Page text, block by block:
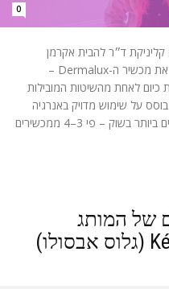
0
ד״ר להבית אקרמן
בהרצליה פיתוח משיקה לראשונה בישראל את מכשיר ה-Dermalux –
לאחת מהשיטות המובילות
על שימוש מדויק באנרגיה
ובאורכי גל שונים, עם ריכוז אנרגיה מהגבוהים ביותר בשוק – פי 3–4 ממכשירים
של המותג
Kérastase: Gloss Absolu (גלוס אבסולו)